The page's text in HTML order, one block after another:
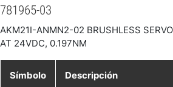
781965-03
AKM21I-ANMN2-02 BRUSHLESS
AT 24VDC, 0.197NM
Símbolo Descripción